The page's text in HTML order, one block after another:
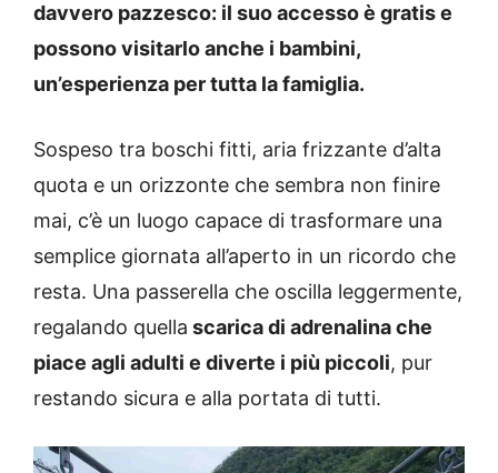
davvero pazzesco: il suo accesso è gratis e
possono visitarlo anche i bambini,
un’esperienza per tutta la famiglia.
Sospeso tra boschi fitti, aria frizzante d’alta
quota e un orizzonte che sembra non finire
mai, c’è un luogo capace di trasformare una
semplice giornata all’aperto in un ricordo che
resta. Una passerella che oscilla leggermente,
regalando quella scarica di adrenalina che
piace agli adulti e diverte i più piccoli, pur
restando sicura e alla portata di tutti.